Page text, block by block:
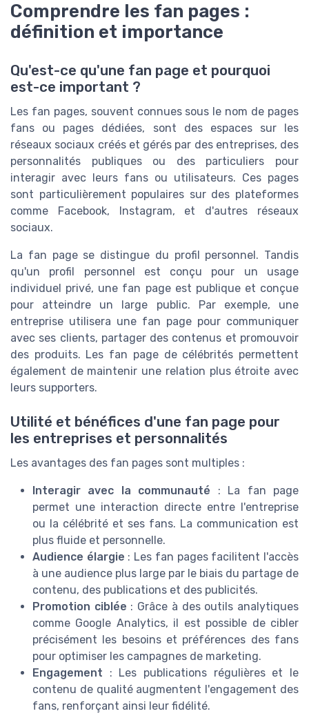
Comprendre les fan pages :
définition et importance
Qu'est-ce qu'une fan page et pourquoi
est-ce important ?
Les fan pages, souvent connues sous le nom de pages
fans ou pages dédiées, sont des espaces sur les
réseaux sociaux créés et gérés par des entreprises, des
personnalités publiques ou des particuliers pour
interagir avec leurs fans ou utilisateurs. Ces pages
sont particulièrement populaires sur des plateformes
comme Facebook, Instagram, et d'autres réseaux
sociaux.
La fan page se distingue du profil personnel. Tandis
qu'un profil personnel est conçu pour un usage
individuel privé, une fan page est publique et conçue
pour atteindre un large public. Par exemple, une
entreprise utilisera une fan page pour communiquer
avec ses clients, partager des contenus et promouvoir
des produits. Les fan page de célébrités permettent
également de maintenir une relation plus étroite avec
leurs supporters.
Utilité et bénéfices d'une fan page pour
les entreprises et personnalités
Les avantages des fan pages sont multiples :
Interagir avec la communauté : La fan page
permet une interaction directe entre l'entreprise
ou la célébrité et ses fans. La communication est
plus fluide et personnelle.
Audience élargie : Les fan pages facilitent l'accès
à une audience plus large par le biais du partage de
contenu, des publications et des publicités.
Promotion ciblée : Grâce à des outils analytiques
comme Google Analytics, il est possible de cibler
précisément les besoins et préférences des fans
pour optimiser les campagnes de marketing.
Engagement : Les publications régulières et le
contenu de qualité augmentent l'engagement des
fans, renforçant ainsi leur fidélité.